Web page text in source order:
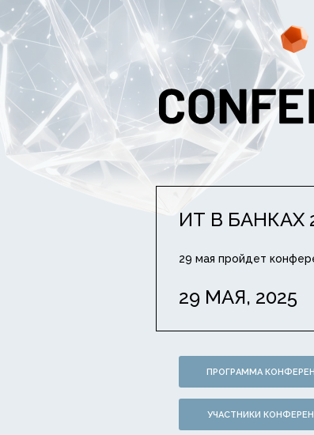
ИТ В БАНКАХ
29 мая пройдет
29 МАЯ, 2025
ПРОГРАММА
УЧАСТНИКИ